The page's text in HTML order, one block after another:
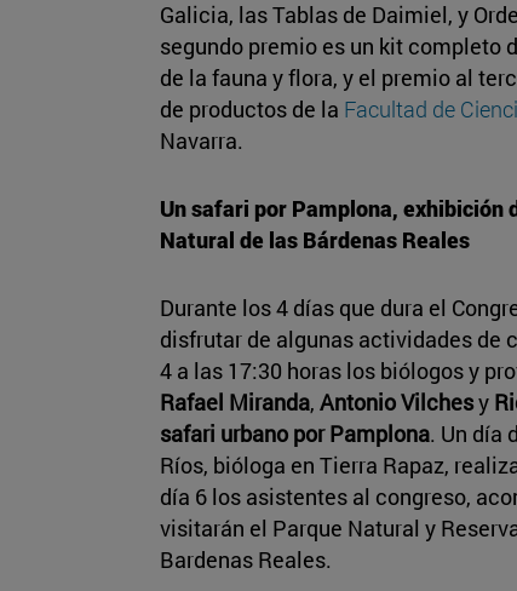
Galicia, las Tablas de Daimiel, y
segundo premio es un kit completo
de la fauna y flora, y el premio al
de productos de la Facultad de
Navarra.
Un safari por Pamplona, exhibición
Natural de las Bárdenas Reales
Durante los 4 días que dura el
disfrutar de algunas actividades de
4 a las 17:30 horas los biólogos y
Rafael Miranda, Antonio Vilchesy
safari urbano por Pamplona. Un día
Ríos, bióloga en Tierra Rapaz,
día 6 los asistentes al congreso,
visitarán el Parque Natural y
Bardenas Reales.